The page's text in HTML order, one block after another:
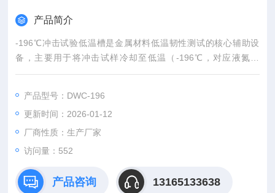
产品简介
-196℃冲击试验低温槽是金属材料低温韧性测试的核心辅助设
备，主要用于将冲击试样冷却至低温（-196℃，对应液氮沸
点），配合摆锤冲击试验机完成材料在超低温环境下的冲击韧性
an低温环境，为材料低温韧性评估提供可靠条件。
产品型号：DWC-196
更新时间：2026-01-12
厂商性质：生产厂家
访问量：552
产品咨询 13165133638